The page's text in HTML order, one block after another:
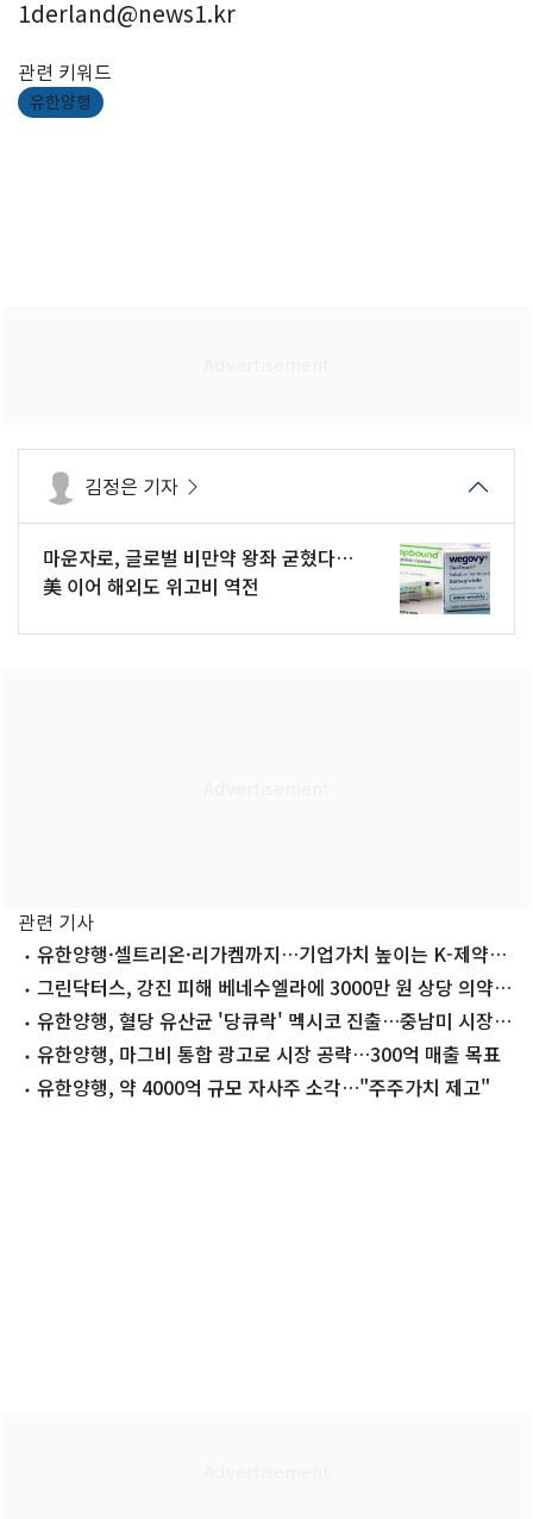
1derland@news1.kr
관련 키워드
유한양행
김정은 기자
마운자로, 글로벌 비만약 왕좌 굳혔다…
美 이어 해외도 위고비 역전
관련 기사
유한양행·셀트리온·리가켐까지…기업가치 높이는 K-제약바
이오그린닥터스, 강진 피해 베네수엘라에 3000만 원 상당 의약품
지원유한양행, 혈당 유산균 '당큐락' 멕시코 진출…중남미 시장
공략 본격화
유한양행, 마그비 통합 광고로 시장 공략…300억 매출 목표
유한양행, 약 4000억 규모 자사주 소각…"주주가치 제고"